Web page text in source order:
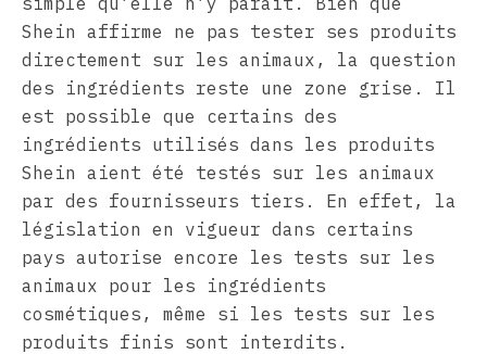
Shein affirme ne pas tester ses produits
directement sur les animaux, la question
des ingrédients reste une zone grise. Il
est possible que certains des
ingrédients utilisés dans les produits
Shein aient été testés sur les animaux
par des fournisseurs tiers. En effet, la
législation en vigueur dans certains
pays autorise encore les tests sur les
animaux pour les ingrédients
cosmétiques, même si les tests sur les
produits finis sont interdits.